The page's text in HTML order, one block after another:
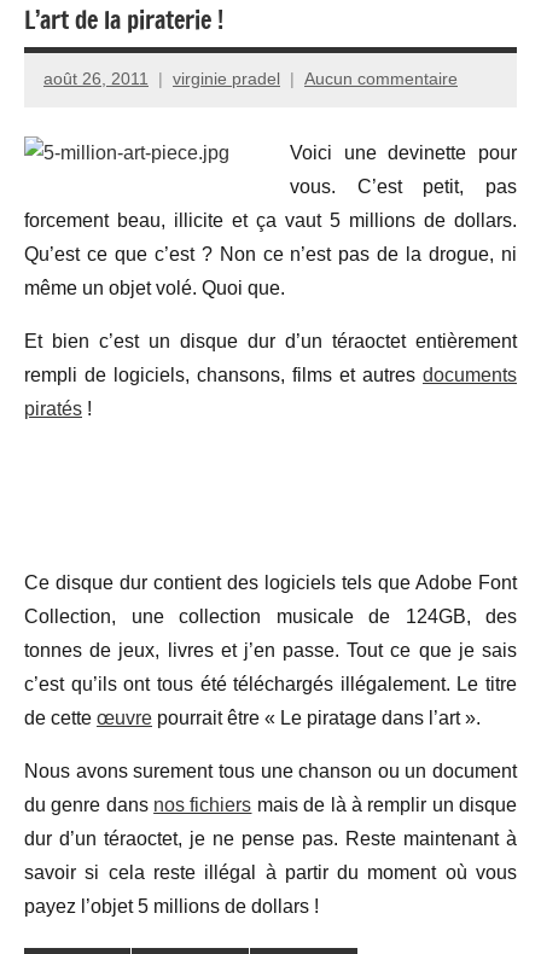
L’art de la piraterie !
août 26, 2011 virginie pradel Aucun commentaire
Voici une devinette pour
vous. C’est petit, pas
forcement beau, illicite et ça vaut 5 millions de dollars.
Qu’est ce que c’est ? Non ce n’est pas de la drogue, ni
même un objet volé. Quoi que.
Et bien c’est un disque dur d’un téraoctet entièrement
rempli de logiciels, chansons, films et autres documents
piratés !
Ce disque dur contient des logiciels tels que Adobe Font
Collection, une collection musicale de 124GB, des
tonnes de jeux, livres et j’en passe. Tout ce que je sais
c’est qu’ils ont tous été téléchargés illégalement. Le titre
de cette œuvre pourrait être « Le piratage dans l’art ».
Nous avons surement tous une chanson ou un document
du genre dans nos fichiers mais de là à remplir un disque
dur d’un téraoctet, je ne pense pas. Reste maintenant à
savoir si cela reste illégal à partir du moment où vous
payez l’objet 5 millions de dollars !